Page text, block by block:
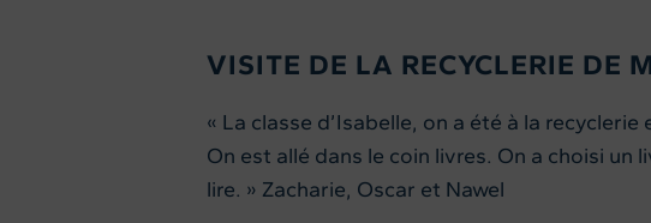
VISITE DE LA RECYCLERIE DE
« La classe d’Isabelle, on a été à la
On est allé dans le coin livres. On a choisi
lire. » Zacharie, Oscar et Nawel